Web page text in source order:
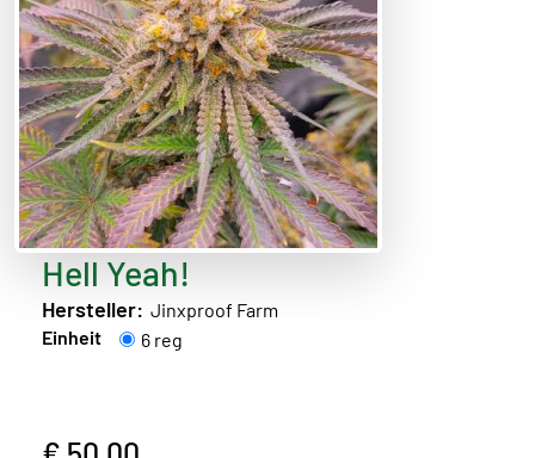
Hell Yeah!
Hersteller: Jinxproof Farm
Einheit
6 reg